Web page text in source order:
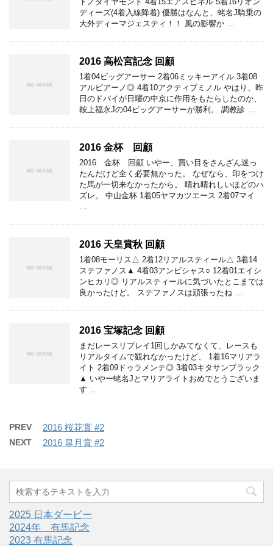
ディーズ(4着入線降着) 優勝はなんと、蛯名J騎乗の
大外ディーマジェスティ！！ 風の影響か …
2016 高松宮記念 回顧
1着04ビッグアーサー 2着06ミッキーアイル 3着08
アルビアーノ◎ 4着10アクティブミノル やはり、昨
日のドバイが日曜の中京に作用をもたらしたのか、
鞍上福永Jの04ビッグアーサーが勝利。 調教診 …
2016 金杯 回顧
2016 金杯 回顧 いやー、買い目をさんざん迷っ
たんだけど全く必要無かった。 なぜなら、印をつけ
た馬が一切来なかったから。 晴れ晴れしいほどのハ
ズレ。 中山金杯 1着05ヤマカツエース 2着07マイ
2016 天皇賞秋 回顧
1着08モーリス△ 2着12リアルスティール△ 3着14
ステファノス▲ 4着03アンビシャス○ 12着01エイシ
ンヒカリ◎ リアルスティールに気づいたとこまでは
良かったけど。 ステファノスは頑張ったね …
2016 宝塚記念 回顧
まだレースリプレイ1回しかみてなくて、レースも
リアルタイムで観れなかったけど、 1着16マリアラ
イト 2着09ドゥラメンテ◎ 3着03キタサンブラック
▲ いやー蛯名Jとマリアライトおめでとうございま
す …
PREV 2016 桜花賞 #2
NEXT 2016 皐月賞 #2
2025 日本ダービー
2024年 有馬記念
2023 有馬記念